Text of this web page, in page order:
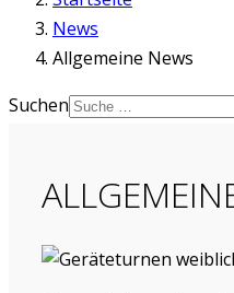
News
Allgemeine News
Suchen